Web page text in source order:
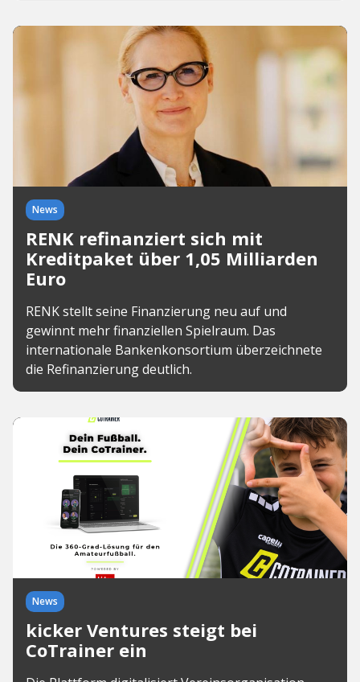
News
RENK refinanziert sich mit
Kreditpaket über 1,05 Milliarden
Euro
RENK stellt seine Finanzierung neu auf und
gewinnt mehr finanziellen Spielraum. Das
internationale Bankenkonsortium überzeichnete
die Refinanzierung deutlich.
News
kicker Ventures steigt bei
CoTrainer ein